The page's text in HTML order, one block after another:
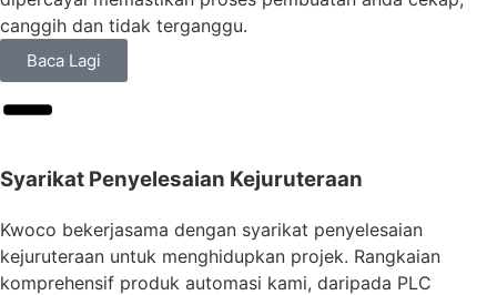
canggih dan tidak terganggu.
Baca Lagi
Syarikat Penyelesaian Kejuruteraan
Kwoco bekerjasama dengan syarikat penyelesaian
kejuruteraan untuk menghidupkan projek. Rangkaian
komprehensif produk automasi kami, daripada PLC